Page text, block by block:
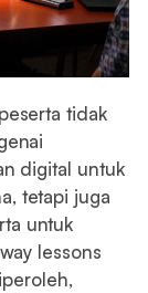
tidak
digital untuk
tetapi juga
untuk
lessons